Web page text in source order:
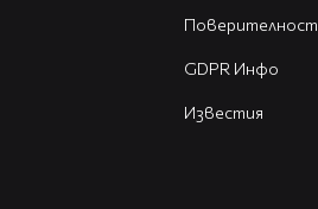
Поверителност
GDPR Инфо
Известия